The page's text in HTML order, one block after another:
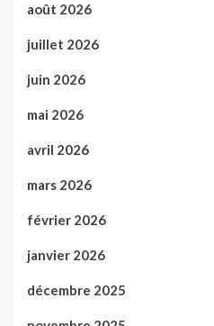
août 2026
juillet 2026
juin 2026
mai 2026
avril 2026
mars 2026
février 2026
janvier 2026
décembre 2025